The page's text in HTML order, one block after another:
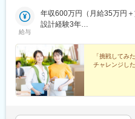
駅、西辛島町駅、市民広場
麻布十番駅、大国町駅、桃
前、五島町駅
（広島、岡山、松山など）■
ジェクト先◎転居を伴う転勤
線)、インテック本社前駅、
路駅、岡山駅、八丁堀駅(広
尾駅、水島駅、通津駅、福
県)、東広島駅、山西駅、本
府)、東山・おかでんミュー
堺筋本町駅、鷹野橋駅、堺
一丁目駅、錦糸町駅、検見
六本木駅、伊予大洲駅、福
給与
年収600万円（月給35万円
設計経験3年
PM経験10年
「挑戦してみ
チャレンジし